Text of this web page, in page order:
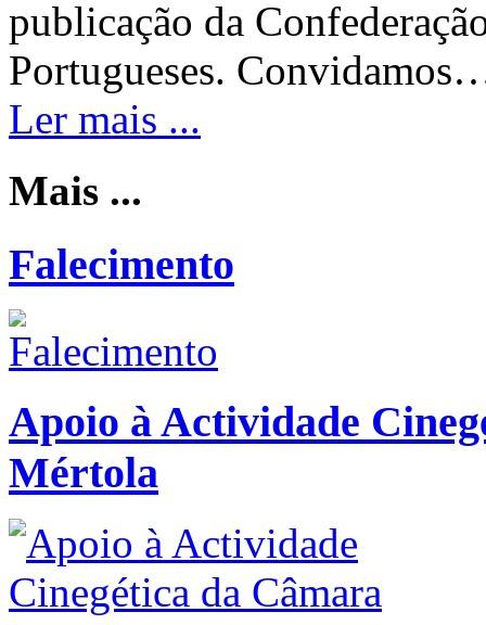
publicação da
Portugueses.
Ler mais ...
Mais ...
Falecimento
Apoio à Actividade
Mértola